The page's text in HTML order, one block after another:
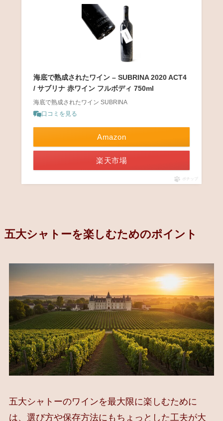
海底で熟成されたワイン – SUBRINA 2020 ACT4
/ サブリナ 赤ワイン フルボディ 750ml
海底で熟成されたワイン SUBRINA
口コミを見る
Amazon
楽天市場
ポチップ
五大シャトーを楽しむためのポイント
五大シャトーのワインを最大限に楽しむために
は、選び方や保存方法にもちょっとした工夫が大